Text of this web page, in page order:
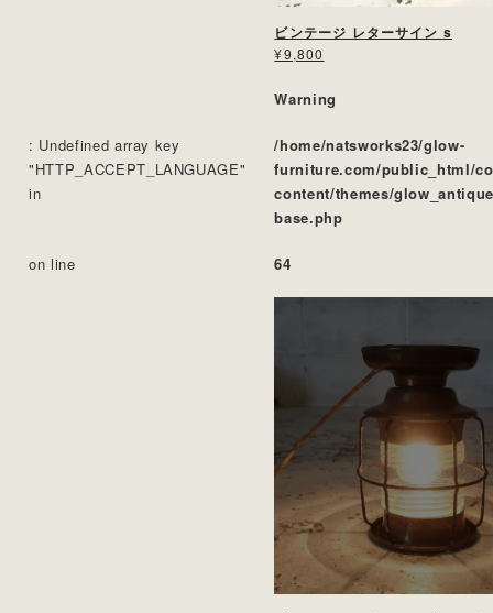
ビンテージ レターサイン s
¥9,800
Warning
: Undefined array key
"HTTP_ACCEPT_LANGUAGE"
in
/home/natsworks23/glow-
furniture.com/public_html/
content/themes/
base.php
on line 64